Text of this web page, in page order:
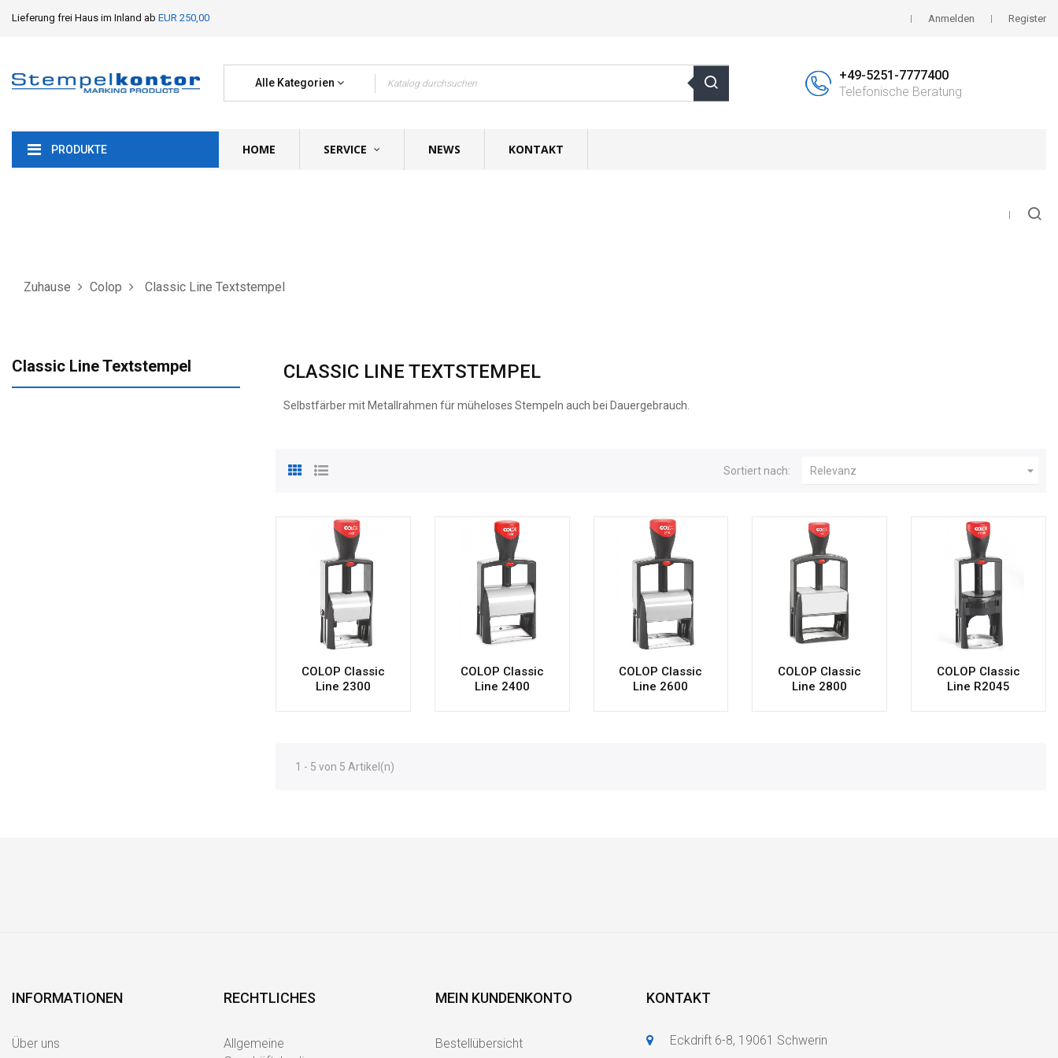
Lieferung frei Haus im Inland ab EUR 250,00 Anmelden Register
Alle Kategorien
+49-5251-7777400
Telefonische Beratung
PRODUKTE HOME SERVICE NEWS KONTAKT
Zuhause Colop Classic Line Textstempel
Classic Line Textstempel CLASSIC LINE TEXTSTEMPEL
Selbstfärber mit Metallrahmen für müheloses Stempeln auch bei Dauergebrauch.
Sortiert nach: Relevanz 
COLOP Classic
Line 2300
COLOP Classic
Line 2400
COLOP Classic
Line 2600
COLOP Classic
Line 2800
COLOP Classic
Line R2045
1 - 5 von 5 Artikel(n)
INFORMATIONEN
Über uns
RECHTLICHES
Allgemeine
MEIN KUNDENKONTO
Bestellübersicht
KONTAKT
Eckdrift 6-8, 19061 Schwerin